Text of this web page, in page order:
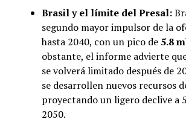
Brasil y el límite del Presal:
segundo mayor impulsor de la
hasta 2040, con un pico de 5.8
obstante, el informe advierte
se volverá limitado después de
se desarrollen nuevos recursos
proyectando un ligero declive a
2050.